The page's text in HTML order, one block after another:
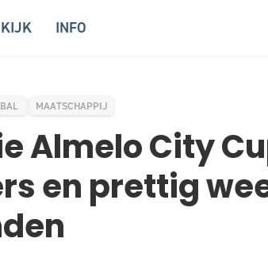
KIJK INFO
MAATSCHAPPIJ
Almelo City
en prettig